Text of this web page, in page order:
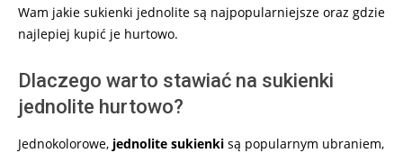
Wam jakie sukienki jednolite są najpopularniejsze oraz gdzie
najlepiej kupić je hurtowo.
Dlaczego warto stawiać na sukienki
jednolite hurtowo?
Jednokolorowe, jednolite sukienki są popularnym ubraniem,